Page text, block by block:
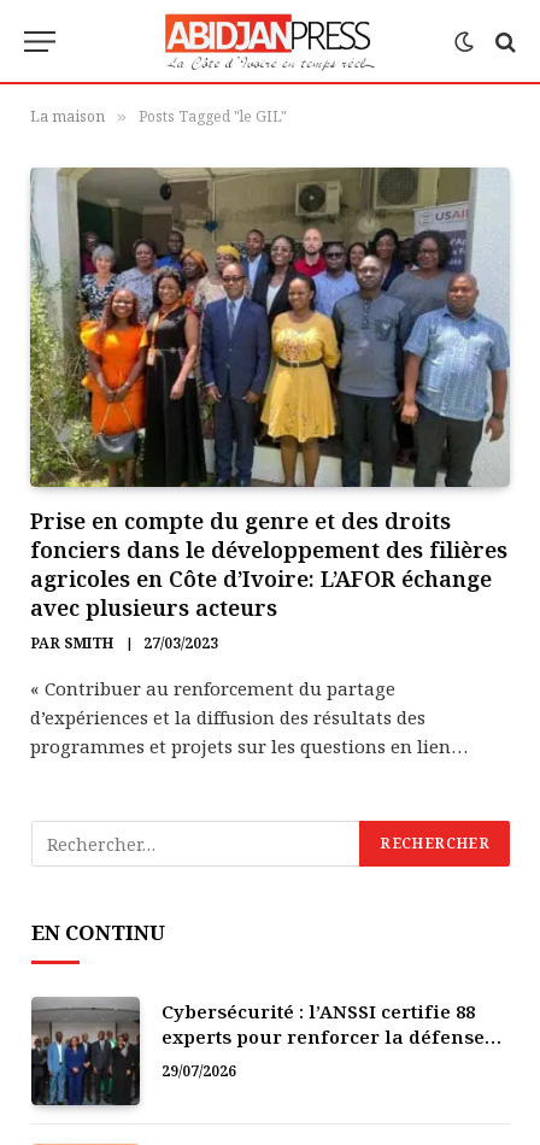
La maison » Posts Tagged "le GIL"
Prise en compte du genre et des droits
fonciers dans le développement des filières
agricoles en Côte d’Ivoire: L’AFOR échange
avec plusieurs acteurs
PAR SMITH 27/03/2023
« Contribuer au renforcement du partage
d’expériences et la diffusion des résultats des
programmes et projets sur les questions en lien…
EN CONTINU
Cybersécurité : l’ANSSI certifie 88
experts pour renforcer la défense
numérique de la Côte d’Ivoire
29/07/2026